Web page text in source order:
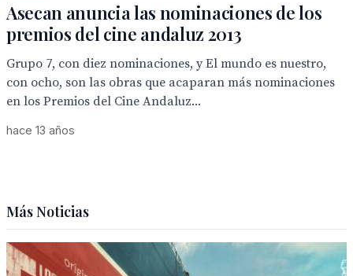
Asecan anuncia las nominaciones de los
premios del cine andaluz 2013
Grupo 7, con diez nominaciones, y El mundo es nuestro,
con ocho, son las obras que acaparan más nominaciones
en los Premios del Cine Andaluz...
hace 13 años
Más Noticias